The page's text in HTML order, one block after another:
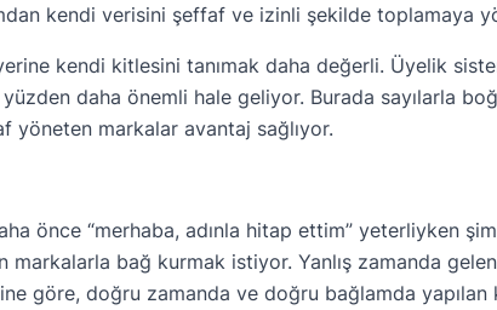
kendi verisini şeffaf ve izinli şekilde toplamaya
kendi kitlesini tanımak daha değerli. Üyelik
daha önemli hale geliyor. Burada sayılarla
yöneten markalar avantaj sağlıyor.
önce “merhaba, adınla hitap ettim” yeterliyken
markalarla bağ kurmak istiyor. Yanlış zamanda
göre, doğru zamanda ve doğru bağlamda yapılan